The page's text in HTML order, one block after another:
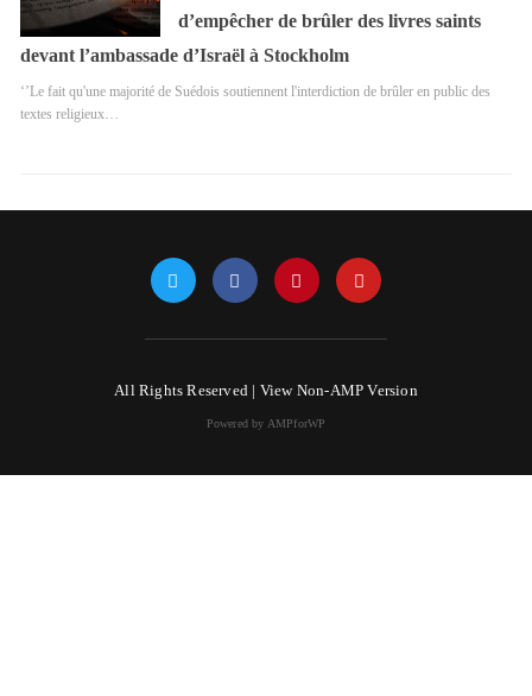
d’empêcher de brûler des livres saints
devant l’ambassade d’Israël à Stockholm
‘’Le fait qu'une majorité de Suédois soutiennent l'interdiction de brûler en public des
textes religieux…
All Rights Reserved | View Non-AMP Version
Powered by AMPforWP